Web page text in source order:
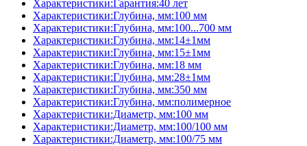
Характеристики:Гарантия:40 лет
Характеристики:Глубина, мм:100 мм
Характеристики:Глубина, мм:100...700 мм
Характеристики:Глубина, мм:14±1мм
Характеристики:Глубина, мм:15±1мм
Характеристики:Глубина, мм:18 мм
Характеристики:Глубина, мм:28±1мм
Характеристики:Глубина, мм:350 мм
Характеристики:Глубина, мм:полимерное
Характеристики:Диаметр, мм:100 мм
Характеристики:Диаметр, мм:100/100 мм
Характеристики:Диаметр, мм:100/75 мм